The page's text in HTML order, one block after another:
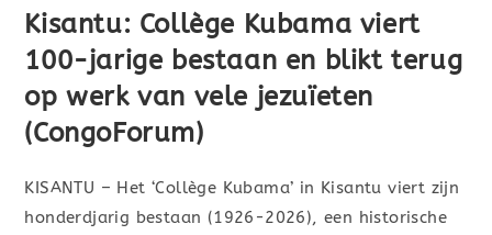
Kisantu: Collège Kubama viert
100-jarige bestaan en blikt terug
op werk van vele jezuïeten
(CongoForum)
KISANTU – Het ‘Collège Kubama’ in Kisantu viert zijn
honderdjarig bestaan (1926-2026), een historische